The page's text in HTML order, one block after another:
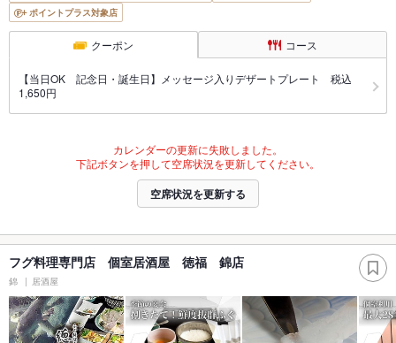
ポイントプラス対象店
クーポン コース
【当日OK 記念日・誕生日】メッセージ入りデザートプレート 税込
1,650円
カレンダーの更新に失敗しました。
下記ボタンを押して空席状況を更新してください。
空席状況を更新する
フグ料理専門店 個室居酒屋 徳福 錦店
錦 居酒屋